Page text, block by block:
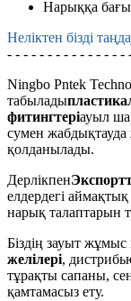
Нарыққа
Неліктен бізді
- - - - - - - - - - - - - - -
Ningbo Pntek
табылады
фитингтеріауыл
сумен жабдықтауда
қолданылады.
Дерлікпен
елдердегі
нарық талаптарын
Біздің зауыт жұмыс
желілері,
тұрақты сапаны,
қамтамасыз ету.